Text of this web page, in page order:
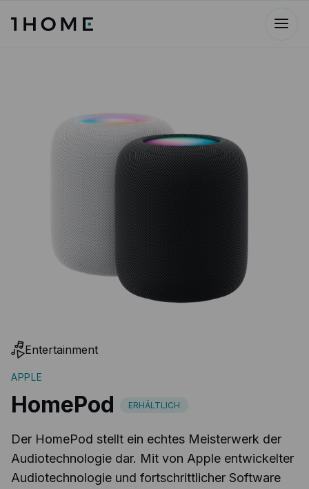
Entertainment
APPLE
HomePod ERHÄLTLICH
Der HomePod stellt ein echtes Meisterwerk der
Audiotechnologie dar. Mit von Apple entwickelter
Audiotechnologie und fortschrittlicher Software